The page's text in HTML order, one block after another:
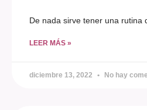
De nada sirve tener una rutina
LEER MÁS »
diciembre 13, 2022 No hay